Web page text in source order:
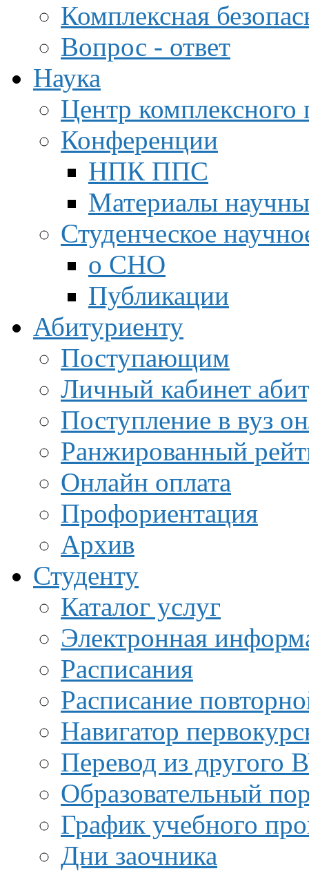
Комплексная
Вопрос - ответ
Наука
Центр
Конференции
НПК ППС
Материалы
Студенческое
о СНО
Публикации
Абитуриенту
Поступающим
Личный кабинет
Поступление в вуз
Ранжированный
Онлайн оплата
Профориентация
Архив
Студенту
Каталог услуг
Электронная
Расписания
Расписание
Навигатор
Перевод из другого
Образовательный
График учебного
Дни заочника